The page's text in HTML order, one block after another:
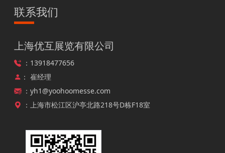
联系我们
上海优互展览有限公司
：13918477656
： 崔经理
：yh1@yoohoomesse.com
：上海市松江区沪亭北路218号D栋F18室